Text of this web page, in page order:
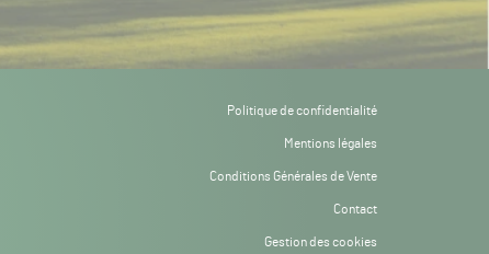
Politique de confidentialité
Mentions légales
Conditions Générales de Vente
Contact
Gestion des cookies